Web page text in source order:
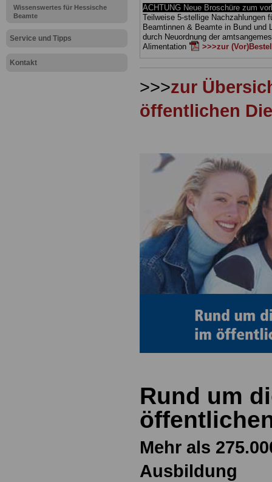
Wissenswertes für Hessische
Beamte
Service und Tipps
Kontakt
ACHTUNG Neue Broschüre zum
Teilweise 5-stellige Nachzahlungen
Beamtinnen & Beamte in Bund und
durch Neuordnung der
Alimentation
>>>zur
>>>zur
öffentlichen
Rund um
Mehr als
Ausbildung